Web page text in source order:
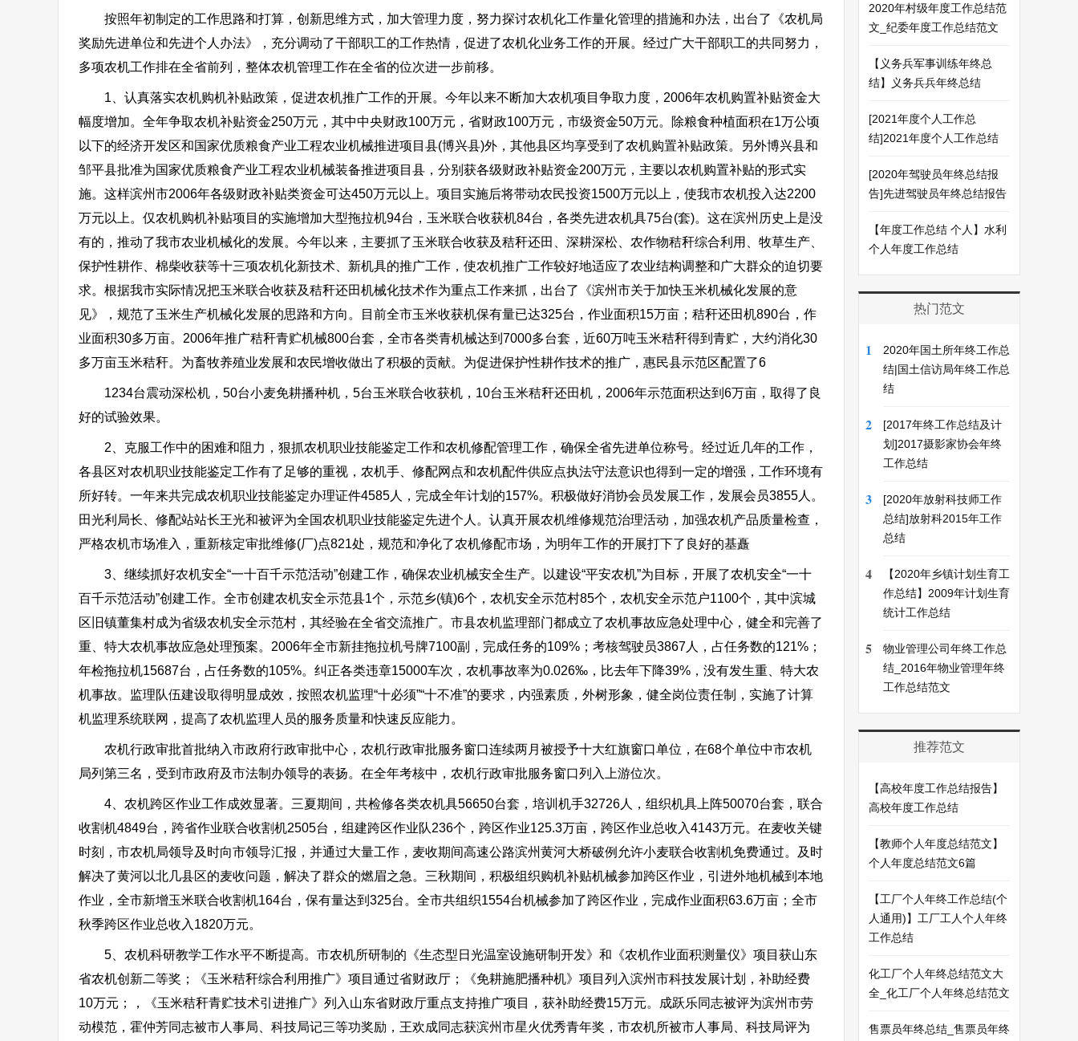
按照年初制定的工作思路和打算，创新思维方式，加大管理力度，努力探讨农机化工作量化管理的措施和办法，出台了《农机局
奖励先进单位和先进个人办法》，充分调动了干部职工的工作热情，促进了农机化业务工作的开展。经过广大干部职工的共同努力，
多项农机工作排在全省前列，整体农机管理工作在全省的位次进一步前移。
1、认真落实农机购机补贴政策，促进农机推广工作的开展。今年以来不断加大农机项目争取力度，2006年农机购置补贴资金大
幅度增加。全年争取农机补贴资金250万元，其中中央财政100万元，省财政100万元，市级资金50万元。除粮食种植面积在1万公顷
以下的经济开发区和国家优质粮食产业工程农业机械推进项目县(博兴县)外，其他县区均享受到了农机购置补贴政策。另外博兴县和
邹平县批准为国家优质粮食产业工程农业机械装备推进项目县，分别获各级财政补贴资金200万元，主要以农机购置补贴的形式实
施。这样滨州市2006年各级财政补贴类资金可达450万元以上。项目实施后将带动农民投资1500万元以上，使我市农机投入达2200
万元以上。仅农机购机补贴项目的实施增加大型拖拉机94台，玉米联合收获机84台，各类先进农机具75台(套)。这在滨州历史上是没
有的，推动了我市农业机械化的发展。今年以来，主要抓了玉米联合收获及秸秆还田、深耕深松、农作物秸秆综合利用、牧草生产、
保护性耕作、棉柴收获等十三项农机化新技术、新机具的推广工作，使农机推广工作较好地适应了农业结构调整和广大群众的迫切要
求。根据我市实际情况把玉米联合收获及秸秆还田机械化技术作为重点工作来抓，出台了《滨州市关于加快玉米机械化发展的意
见》，规范了玉米生产机械化发展的思路和方向。目前全市玉米收获机保有量已达325台，作业面积15万亩；秸秆还田机890台，作
业面积30多万亩。2006年推广秸秆青贮机械800台套，全市各类青机械达到7000多台套，近60万吨玉米秸秆得到青贮，大约消化30
多万亩玉米秸秆。为畜牧养殖业发展和农民增收做出了积极的贡献。为促进保护性耕作技术的推广，惠民县示范区配置了6
1234台震动深松机，50台小麦免耕播种机，5台玉米联合收获机，10台玉米秸秆还田机，2006年示范面积达到6万亩，取得了良
好的试验效果。
2、克服工作中的困难和阻力，狠抓农机职业技能鉴定工作和农机修配管理工作，确保全省先进单位称号。经过近几年的工作，
各县区对农机职业技能鉴定工作有了足够的重视，农机手、修配网点和农机配件供应点执法守法意识也得到一定的增强，工作环境有
所好转。一年来共完成农机职业技能鉴定办理证件4585人，完成全年计划的157%。积极做好消协会员发展工作，发展会员3855人。
田光利局长、修配站站长王光和被评为全国农机职业技能鉴定先进个人。认真开展农机维修规范治理活动，加强农机产品质量检查，
严格农机市场准入，重新核定审批维修(厂)点821处，规范和净化了农机修配市场，为明年工作的开展打下了良好的基矗
3、继续抓好农机安全“一十百千示范活动”创建工作，确保农业机械安全生产。以建设“平安农机”为目标，开展了农机安全“一十
百千示范活动”创建工作。全市创建农机安全示范县1个，示范乡(镇)6个，农机安全示范村85个，农机安全示范户1100个，其中滨城
区旧镇董集村成为省级农机安全示范村，其经验在全省交流推广。市县农机监理部门都成立了农机事故应急处理中心，健全和完善了
重、特大农机事故应急处理预案。2006年全市新挂拖拉机号牌7100副，完成任务的109%；考核驾驶员3867人，占任务数的121%；
年检拖拉机15687台，占任务数的105%。纠正各类违章15000车次，农机事故率为0.026‰，比去年下降39%，没有发生重、特大农
机事故。监理队伍建设取得明显成效，按照农机监理“十必须”“十不准”的要求，内强素质，外树形象，健全岗位责任制，实施了计算
机监理系统联网，提高了农机监理人员的服务质量和快速反应能力。
农机行政审批首批纳入市政府行政审批中心，农机行政审批服务窗口连续两月被授予十大红旗窗口单位，在68个单位中市农机
局列第三名，受到市政府及市法制办领导的表扬。在全年考核中，农机行政审批服务窗口列入上游位次。
4、农机跨区作业工作成效显著。三夏期间，共检修各类农机具56650台套，培训机手32726人，组织机具上阵50070台套，联合
收割机4849台，跨省作业联合收割机2505台，组建跨区作业队236个，跨区作业125.3万亩，跨区作业总收入4143万元。在麦收关键
时刻，市农机局领导及时向市领导汇报，并通过大量工作，麦收期间高速公路滨州黄河大桥破例允许小麦联合收割机免费通过。及时
解决了黄河以北几县区的麦收问题，解决了群众的燃眉之急。三秋期间，积极组织购机补贴机械参加跨区作业，引进外地机械到本地
作业，全市新增玉米联合收割机164台，保有量达到325台。全市共组织1554台机械参加了跨区作业，完成作业面积63.6万亩；全市
秋季跨区作业总收入1820万元。
5、农机科研教学工作水平不断提高。市农机所研制的《生态型日光温室设施研制开发》和《农机作业面积测量仪》项目获山东
省农机创新二等奖；《玉米秸秆综合利用推广》项目通过省财政厅；《免耕施肥播种机》项目列入滨州市科技发展计划，补助经费
10万元；，《玉米秸秆青贮技术引进推广》列入山东省财政厅重点支持推广项目，获补助经费15万元。成跃乐同志被评为滨州市劳
动模范，霍仲芳同志被市人事局、科技局记三等功奖励，王欢成同志获滨州市星火优秀青年奖，市农机所被市人事局、科技局评为
2020年村级年度工作总结范
文_纪委年度工作总结范文
【义务兵军事训练年终总
结】义务兵兵年终总结
[2021年度个人工作总
结]2021年度个人工作总结
[2020年驾驶员年终总结报
告]先进驾驶员年终总结报告
【年度工作总结 个人】水利
个人年度工作总结
热门范文
1
2020年国土所年终工作总
结|国土信访局年终工作总
结
2
[2017年终工作总结及计
划]2017摄影家协会年终
工作总结
3
[2020年放射科技师工作
总结]放射科2015年工作
总结
4
【2020年乡镇计划生育工
作总结】2009年计划生育
统计工作总结
5
物业管理公司年终工作总
结_2016年物业管理年终
工作总结范文
推荐范文
【高校年度工作总结报告】
高校年度工作总结
【教师个人年度总结范文】
个人年度总结范文6篇
【工厂个人年终工作总结(个
人通用)】工厂工人个人年终
工作总结
化工厂个人年终总结范文大
全_化工厂个人年终总结范文
售票员年终总结_售票员年终